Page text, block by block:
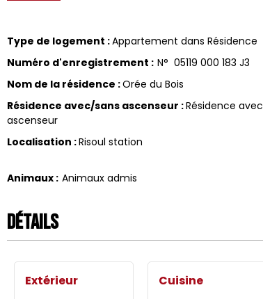
Type de logement :Appartement dans Résidence
Numéro d'enregistrement : N° 05119 000 183 J3
Nom de la résidence :Orée du Bois
Résidence avec/sans ascenseur :Résidence avec
ascenseur
Localisation :Risoul station
Animaux : Animaux admis
Détails
Extérieur Cuisine